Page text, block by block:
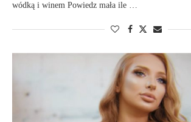
wódką i winem Powiedz mała ile …